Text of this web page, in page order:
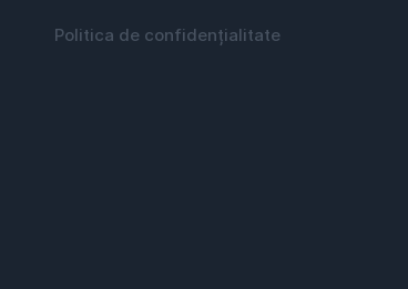
Politica de confidențialitate